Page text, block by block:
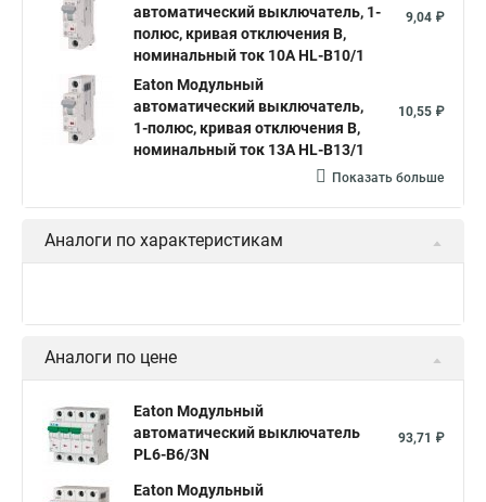
автоматический выключатель, 1-
полюс, кривая отключения B,
номинальный ток 10А HL-B10/1
9,04 ₽
Eaton Модульный
автоматический выключатель,
1-полюс, кривая отключения B,
номинальный ток 13А HL-B13/1
10,55 ₽
Показать больше
Аналоги по характеристикам
Аналоги по цене
Eaton Модульный
автоматический выключатель
PL6-B6/3N
93,71 ₽
Eaton Модульный